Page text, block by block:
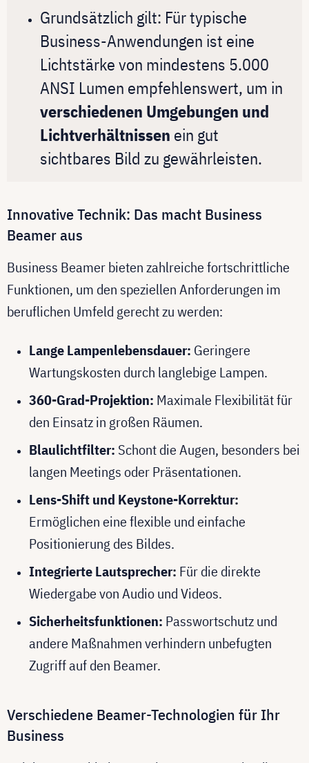
Grundsätzlich gilt: Für typische
Business-Anwendungen ist eine
Lichtstärke von mindestens 5.000
ANSI Lumen empfehlenswert, um in
verschiedenen Umgebungen und
Lichtverhältnissen ein gut
sichtbares Bild zu gewährleisten.
Innovative Technik: Das macht Business
Beamer aus
Business Beamer bieten zahlreiche fortschrittliche
Funktionen, um den speziellen Anforderungen im
beruflichen Umfeld gerecht zu werden:
Lange Lampenlebensdauer: Geringere
Wartungskosten durch langlebige Lampen.
360-Grad-Projektion: Maximale Flexibilität für
den Einsatz in großen Räumen.
Blaulichtfilter: Schont die Augen, besonders bei
langen Meetings oder Präsentationen.
Lens-Shift und Keystone-Korrektur:
Ermöglichen eine flexible und einfache
Positionierung des Bildes.
Integrierte Lautsprecher: Für die direkte
Wiedergabe von Audio und Videos.
Sicherheitsfunktionen: Passwortschutz und
andere Maßnahmen verhindern unbefugten
Zugriff auf den Beamer.
Verschiedene Beamer-Technologien für Ihr
Business